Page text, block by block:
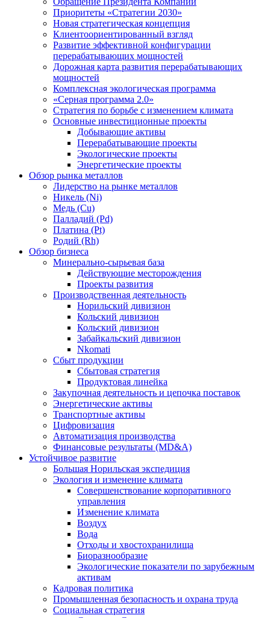
Приоритеты «Стратегии 2030»
Новая стратегическая концепция
Клиентоориентированный взгляд
Развитие эффективной конфигурации
перерабатывающих мощностей
Дорожная карта развития перерабатывающих
мощностей
Комплексная экологическая программа
«Серная программа 2.0»
Стратегия по борьбе с изменением климата
Основные инвестиционные проекты
Добывающие активы
Перерабатывающие проекты
Экологические проекты
Энергетические проекты
Обзор рынка металлов
Лидерство на рынке металлов
Никель (Ni)
Медь (Cu)
Палладий (Pd)
Платина (Pt)
Родий (Rh)
Обзор бизнеса
Минерально-сырьевая база
Действующие месторождения
Проекты развития
Производственная деятельность
Норильский дивизион
Кольский дивизион
Кольский дивизион
Забайкальский дивизион
Nkomati
Сбыт продукции
Сбытовая стратегия
Продуктовая линейка
Закупочная деятельность и цепочка поставок
Энергетические активы
Транспортные активы
Цифровизация
Автоматизация производства
Финансовые результаты (MD&A)
Устойчивое развитие
Большая Норильская экспедиция
Экология и изменение климата
Совершенствование корпоративного
управления
Изменение климата
Воздух
Вода
Отходы и хвостохранилища
Биоразнообразие
Экологические показатели по зарубежным
активам
Кадровая политика
Промышленная безопасность и охрана труда
Социальная стратегия